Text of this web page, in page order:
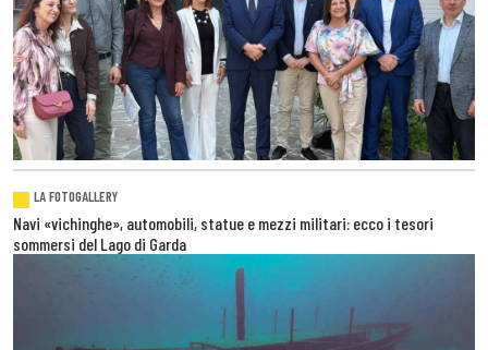
LA FOTOGALLERY
Navi «vichinghe», automobili, statue e mezzi militari: ecco i tesori
sommersi del Lago di Garda